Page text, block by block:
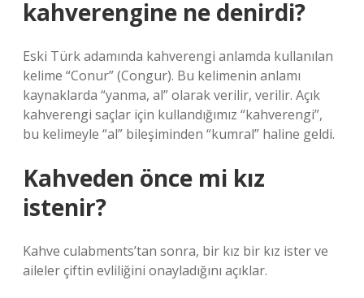
kahverengine ne denirdi?
Eski Türk adamında kahverengi anlamda kullanılan
kelime “Conur” (Congur). Bu kelimenin anlamı
kaynaklarda “yanma, al” olarak verilir, verilir. Açık
kahverengi saçlar için kullandığımız “kahverengi”,
bu kelimeyle “al” bileşiminden “kumral” haline geldi.
Kahveden önce mi kız
istenir?
Kahve culabments’tan sonra, bir kız bir kız ister ve
aileler çiftin evliliğini onayladığını açıklar.